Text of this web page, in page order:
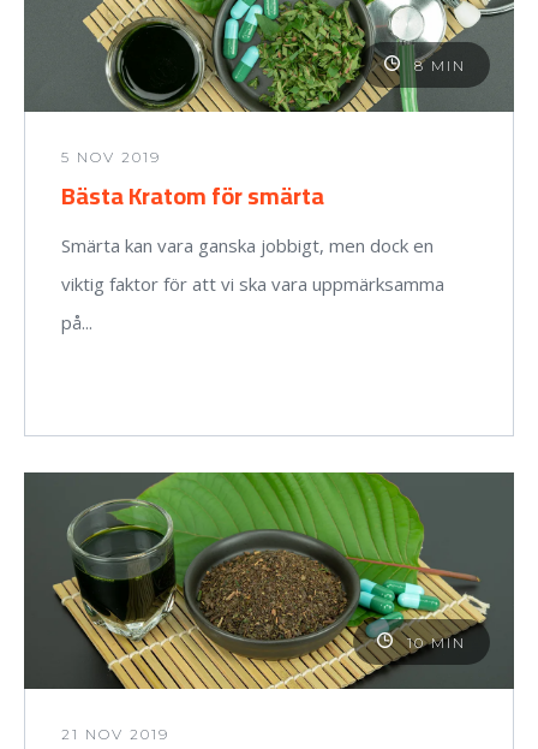
8 MIN
5 NOV 2019
Bästa Kratom för smärta
Smärta kan vara ganska jobbigt, men dock en
viktig faktor för att vi ska vara uppmärksamma
på...
10 MIN
21 NOV 2019